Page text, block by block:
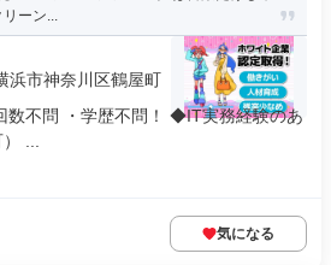
ーン...
浜市神奈川区鶴屋町
数不問 ・学歴不問！ ◆IT実務経験のあ
...
気になる